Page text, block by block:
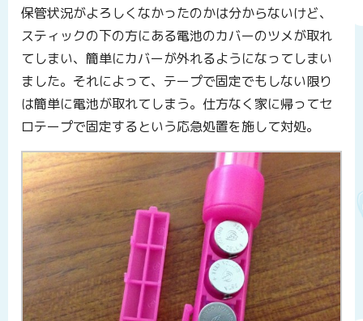
保管状況がよろしくなかったのかは分からないけど、
スティックの下の方にある電池のカバーのツメが取れ
てしまい、簡単にカバーが外れるようになってしまい
ました。それによって、テープで固定でもしない限り
は簡単に電池が取れてしまう。仕方なく家に帰ってセ
ロテープで固定するという応急処置を施して対処。